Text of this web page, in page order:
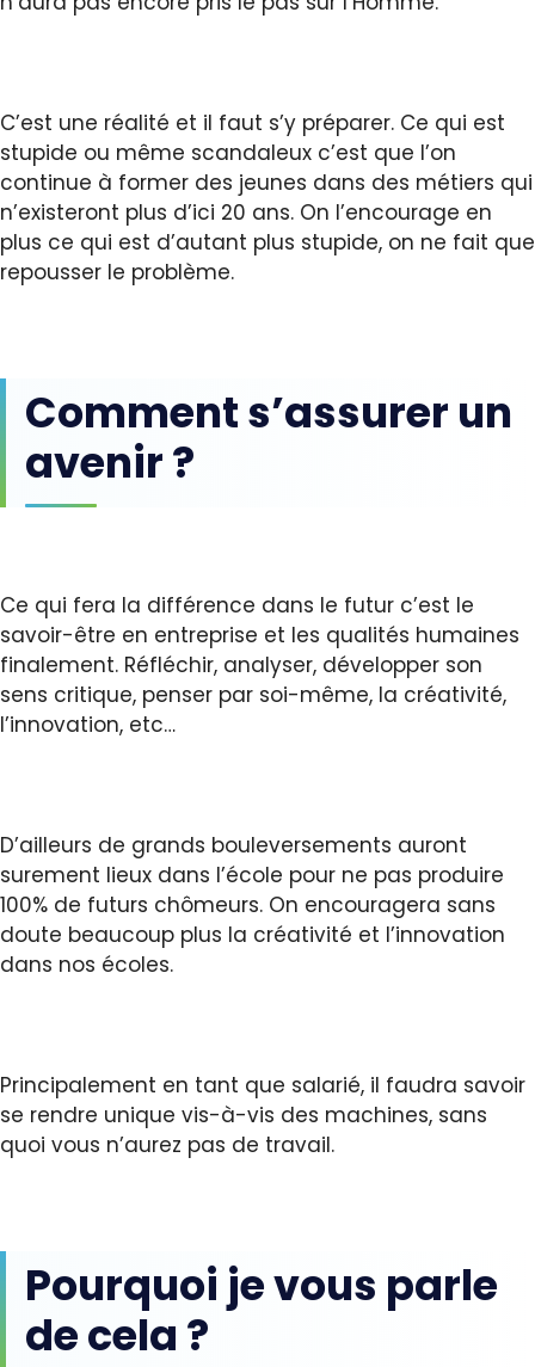
C’est une réalité et il faut s’y préparer. Ce qui est
stupide ou même scandaleux c’est que l’on
continue à former des jeunes dans des métiers qui
n’existeront plus d’ici 20 ans. On l’encourage en
plus ce qui est d’autant plus stupide, on ne fait que
repousser le problème.
Comment s’assurer un
avenir ?
Ce qui fera la différence dans le futur c’est le
savoir-être en entreprise et les qualités humaines
finalement. Réfléchir, analyser, développer son
sens critique, penser par soi-même, la créativité,
l’innovation, etc…
D’ailleurs de grands bouleversements auront
surement lieux dans l’école pour ne pas produire
100% de futurs chômeurs. On encouragera sans
doute beaucoup plus la créativité et l’innovation
dans nos écoles.
Principalement en tant que salarié, il faudra savoir
se rendre unique vis-à-vis des machines, sans
quoi vous n’aurez pas de travail.
Pourquoi je vous parle
de cela ?